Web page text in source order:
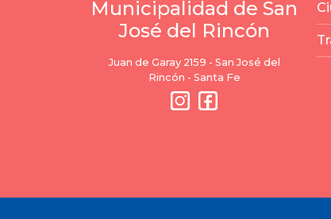
Municipalidad de San
José del Rincón
Juan de Garay 2159 - San José del
Rincón - Santa Fe